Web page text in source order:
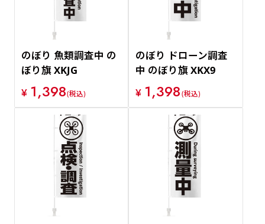
のぼり 魚類調査中 の
ぼり旗 XKJG
¥ 1,398(税込)
のぼり ドローン調査
中 のぼり旗 XKX9
¥ 1,398(税込)